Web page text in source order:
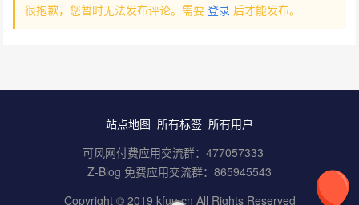
很抱歉，您暂时无法发布评论。需要登录 后才能发布。
站点地图 所有标签 所有用户
可风网付费应用交流群： 477057333
Z-Blog 免费应用交流群： 865945543
Copyright © 2019 kfuu.cn All Rights Reserved